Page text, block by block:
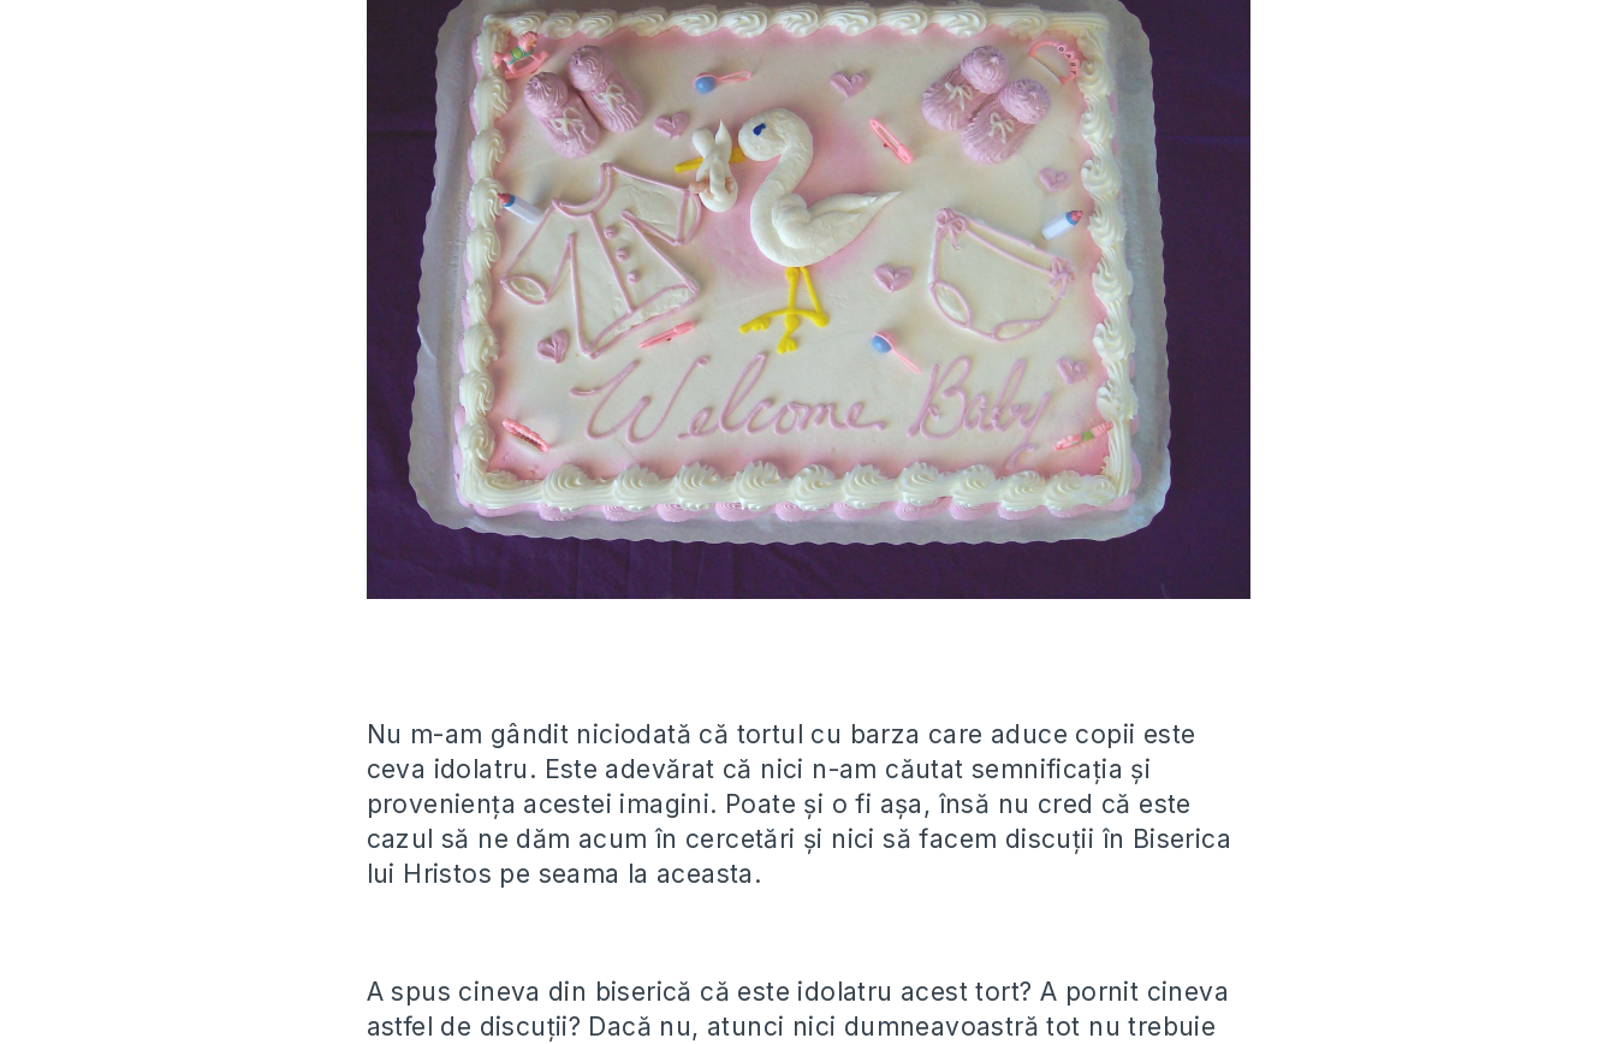
Nu m-am gândit niciodată că tortul cu barza care aduce copii este
ceva idolatru. Este adevărat că nici n-am căutat semnificația și
proveniența acestei imagini. Poate și o fi așa, însă nu cred că este
cazul să ne dăm acum în cercetări și nici să facem discuții în Biserica
lui Hristos pe seama la aceasta.
A spus cineva din biserică că este idolatru acest tort? A pornit cineva
astfel de discuții? Dacă nu, atunci nici dumneavoastră tot nu trebuie